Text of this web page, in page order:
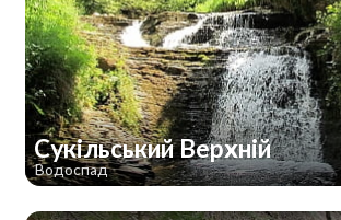
Сукільський Верхній
Водоспад